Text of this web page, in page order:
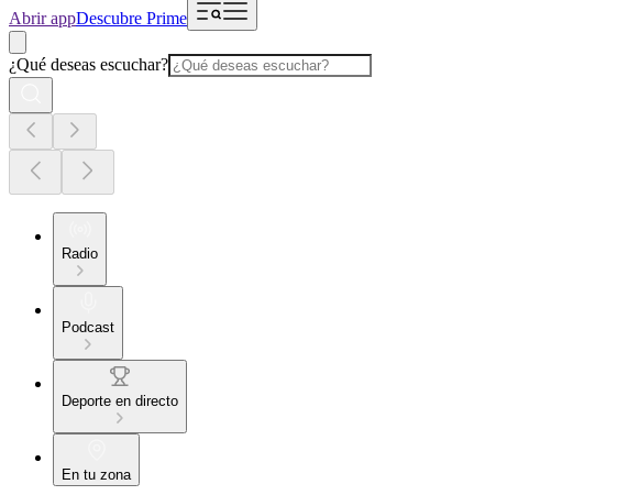
Abrir appDescubre Prime
¿Qué deseas escuchar?
Radio
Podcast
Deporte en directo
En tu zona